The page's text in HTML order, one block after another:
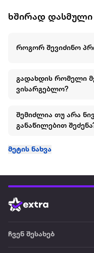
ხშირად დასმული
როგორ შევიძინო
გადახდის რომელი
ვისარგებლო?
შემიძლია თუ არა
განაწილებით
მეტის ნახვა
ჩვენ შესახებ